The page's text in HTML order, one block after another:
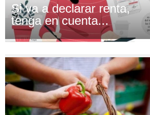
Si va a declarar renta,
tenga en cuenta...